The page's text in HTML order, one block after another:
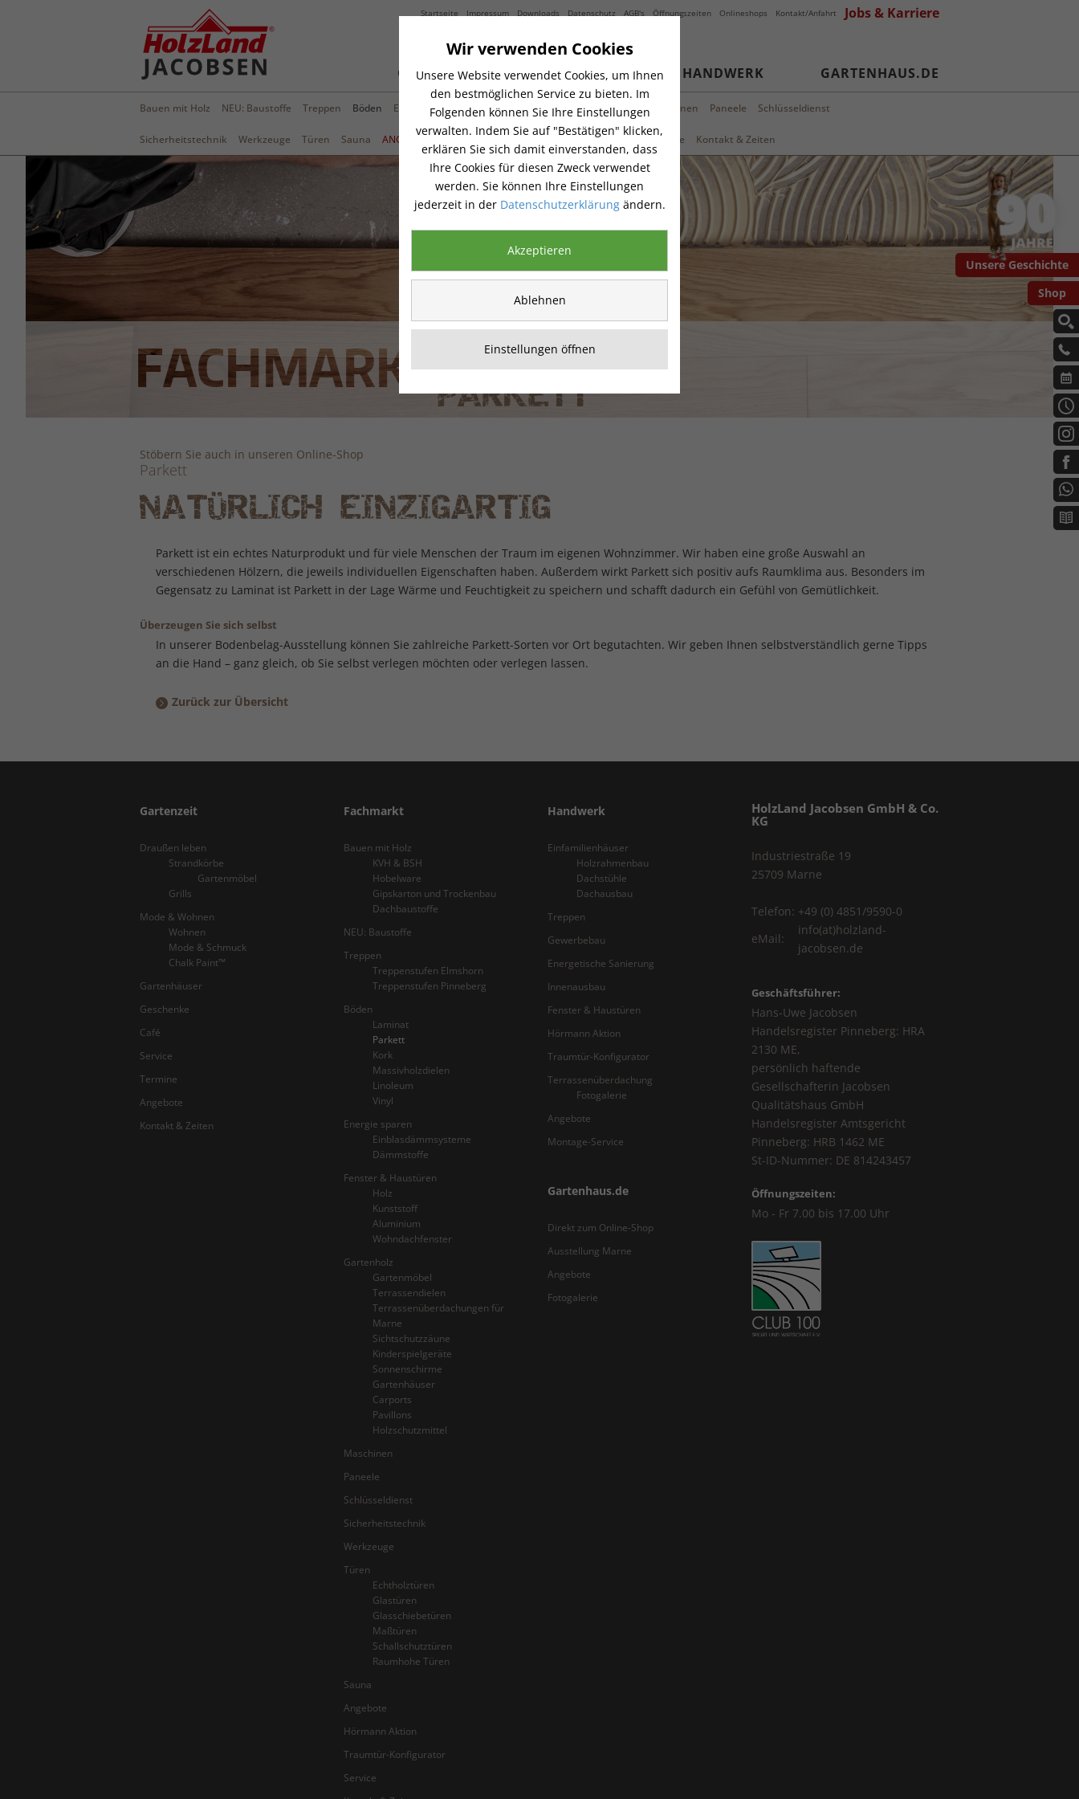
Startseite Impressum Downloads Datenschutz AGB's Öffnungszeiten Onlineshops Kontakt/Anfahrt Jobs & Karriere
GARTENZEIT FACHMARKT
Bauen mit Holz NEU: Baustoffe Treppen Böden Energie sparen Fenster & Haustüren Gartenholz Maschinen Paneele Schlüsseldienst
Sicherheitstechnik Werkzeuge Türen Sauna ANGEBOTE Hörmann Aktion Traumtür-Konfigurator Service Kontakt & Zeiten
HANDWERK GARTENHAUS.DE
Unsere Geschichte
Shop
PARKETT
Stöbern Sie auch in unseren Online-Shop
Parkett
NATÜRLICH EINZIGARTIG
Parkett ist ein echtes Naturprodukt und für viele Menschen der Traum im eigenen Wohnzimmer. Wir haben eine große Auswahl an
verschiedenen Hölzern, die jeweils individuellen Eigenschaften haben. Außerdem wirkt Parkett sich positiv aufs Raumklima aus. Besonders im
Gegensatz zu Laminat ist Parkett in der Lage Wärme und Feuchtigkeit zu speichern und schafft dadurch ein Gefühl von Gemütlichkeit.
Überzeugen Sie sich selbst
In unserer Bodenbelag-Ausstellung können Sie zahlreiche Parkett-Sorten vor Ort begutachten. Wir geben Ihnen selbstverständlich gerne Tipps
an die Hand – ganz gleich, ob Sie selbst verlegen möchten oder verlegen lassen.
Zurück zur Übersicht
Gartenzeit
Draußen leben
Strandkörbe
Gartenmöbel
Grills
Mode & Wohnen
Wohnen
Mode & Schmuck
Chalk Paint™
Gartenhäuser
Geschenke
Café
Service
Termine
Angebote
Kontakt & Zeiten
Fachmarkt
Bauen mit Holz
KVH & BSH
Hobelware
Gipskarton und Trockenbau
Dachbaustoffe
NEU: Baustoffe
Treppen
Treppenstufen Elmshorn
Treppenstufen Pinneberg
Böden
Laminat
Parkett
Kork
Massivholzdielen
Linoleum
Vinyl
Energie sparen
Einblasdämmsysteme
Dämmstoffe
Fenster & Haustüren
Holz
Kunststoff
Aluminium
Wohndachfenster
Gartenholz
Gartenmöbel
Terrassendielen
Terrassenüberdachungen für
Marne
Sichtschutzzäune
Kinderspielgeräte
Sonnenschirme
Gartenhäuser
Carports
Pavillons
Holzschutzmittel
Maschinen
Paneele
Schlüsseldienst
Sicherheitstechnik
Werkzeuge
Türen
Echtholztüren
Glastüren
Glasschiebetüren
Maßtüren
Schallschutztüren
Raumhohe Türen
Sauna
Angebote
Hörmann Aktion
Traumtür-Konfigurator
Service
Handwerk
Einfamilienhäuser
Holzrahmenbau
Dachstühle
Dachausbau
Treppen
Gewerbebau
Energetische Sanierung
Innenausbau
Fenster & Haustüren
Hörmann Aktion
Traumtür-Konfigurator
Terrassenüberdachung
Fotogalerie
Angebote
Montage-Service
Gartenhaus.de
Direkt zum Online-Shop
Ausstellung Marne
Angebote
Fotogalerie
HolzLand Jacobsen GmbH & Co.
KG
Industriestraße 19
25709 Marne
Telefon: +49 (0) 4851/9590-0
eMail:
info(at)holzland-
jacobsen.de
Geschäftsführer:
Hans-Uwe Jacobsen
Handelsregister Pinneberg: HRA
2130 ME,
persönlich haftende
Gesellschafterin Jacobsen
Qualitätshaus GmbH
Handelsregister Amtsgericht
Pinneberg: HRB 1462 ME
St-ID-Nummer: DE 814243457
Öffnungszeiten:
Mo - Fr 7.00 bis 17.00 Uhr
Wir verwenden Cookies
Unsere Website verwendet Cookies, um Ihnen
den bestmöglichen Service zu bieten. Im
Folgenden können Sie Ihre Einstellungen
verwalten. Indem Sie auf "Bestätigen" klicken,
erklären Sie sich damit einverstanden, dass
Ihre Cookies für diesen Zweck verwendet
werden. Sie können Ihre Einstellungen
jederzeit in der Datenschutzerklärungändern.
Akzeptieren
Ablehnen
Einstellungen öffnen